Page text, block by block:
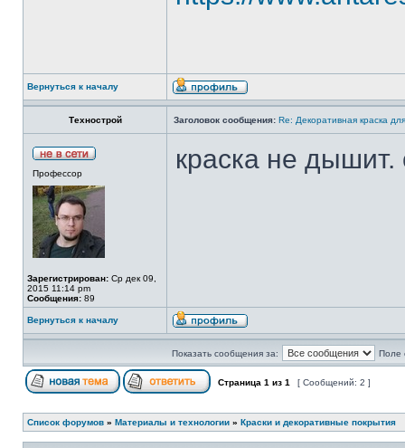
Вернуться к началу
Технострой Заголовок сообщения: Re: Декоративная краска
Профессор
Зарегистрирован: Ср дек 09,
2015 11:14 pm
Сообщения: 89
краска не
Вернуться к началу
Показать сообщения за: Поле
Страница 1 из 1 [ Сообщений: 2 ]
Список форумов » Материалы и технологии » Краски и декоративные покрытия